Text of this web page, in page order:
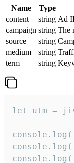
Name Type
content
string Ad
campaign string The
source
string
medium
string
term
string
let utm =